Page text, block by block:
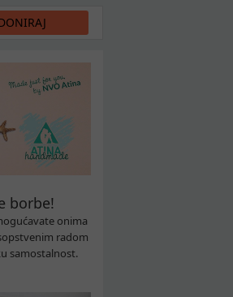
borbe!
onima
radom
samostalnost.